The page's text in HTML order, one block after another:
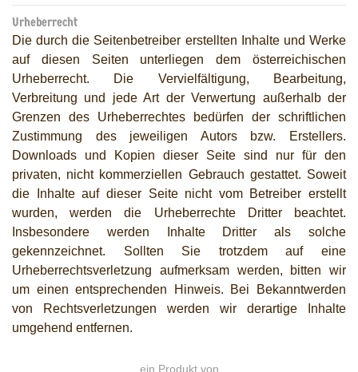
Urheberrecht
Die durch die Seitenbetreiber erstellten Inhalte und Werke
auf diesen Seiten unterliegen dem österreichischen
Urheberrecht. Die Vervielfältigung, Bearbeitung,
Verbreitung und jede Art der Verwertung außerhalb der
Grenzen des Urheberrechtes bedürfen der schriftlichen
Zustimmung des jeweiligen Autors bzw. Erstellers.
Downloads und Kopien dieser Seite sind nur für den
privaten, nicht kommerziellen Gebrauch gestattet. Soweit
die Inhalte auf dieser Seite nicht vom Betreiber erstellt
wurden, werden die Urheberrechte Dritter beachtet.
Insbesondere werden Inhalte Dritter als solche
gekennzeichnet. Sollten Sie trotzdem auf eine
Urheberrechtsverletzung aufmerksam werden, bitten wir
um einen entsprechenden Hinweis. Bei Bekanntwerden
von Rechtsverletzungen werden wir derartige Inhalte
umgehend entfernen.
ein Produkt von